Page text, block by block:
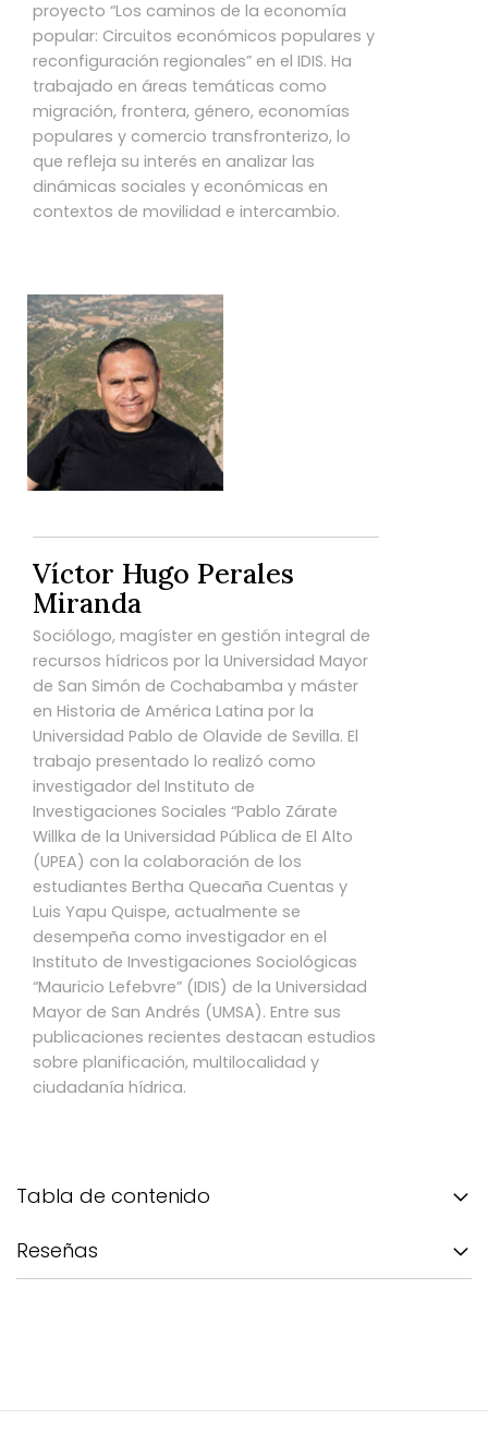
proyecto “Los caminos de la economía
popular: Circuitos económicos populares y
reconfiguración regionales” en el IDIS. Ha
trabajado en áreas temáticas como
migración, frontera, género, economías
populares y comercio transfronterizo, lo
que refleja su interés en analizar las
dinámicas sociales y económicas en
contextos de movilidad e intercambio.
Víctor Hugo Perales
Miranda
Sociólogo, magíster en gestión integral de
recursos hídricos por la Universidad Mayor
de San Simón de Cochabamba y máster
en Historia de América Latina por la
Universidad Pablo de Olavide de Sevilla. El
trabajo presentado lo realizó como
investigador del Instituto de
Investigaciones Sociales “Pablo Zárate
Willka de la Universidad Pública de El Alto
(UPEA) con la colaboración de los
estudiantes Bertha Quecaña Cuentas y
Luis Yapu Quispe, actualmente se
desempeña como investigador en el
Instituto de Investigaciones Sociológicas
“Mauricio Lefebvre” (IDIS) de la Universidad
Mayor de San Andrés (UMSA). Entre sus
publicaciones recientes destacan estudios
sobre planificación, multilocalidad y
ciudadanía hídrica.
Tabla de contenido
Reseñas